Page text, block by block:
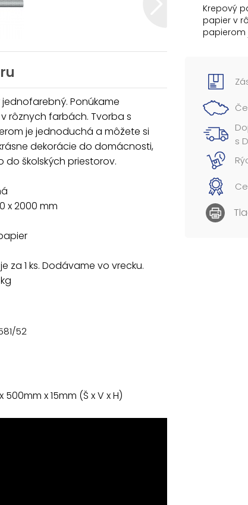
Krepový
papier v
papierom
krásne
Farba:
Veľkosť
- 50%
Uvedená
Ponúkame
rôznych farbách. Tvorba s
je jednoduchá a môžete si
dekorácie do domácnosti,
do školských priestorov.
x 2000 mm
za 1 ks. Dodávame vo vrecku.
52
500mm x 15mm (Š x V x H)
s